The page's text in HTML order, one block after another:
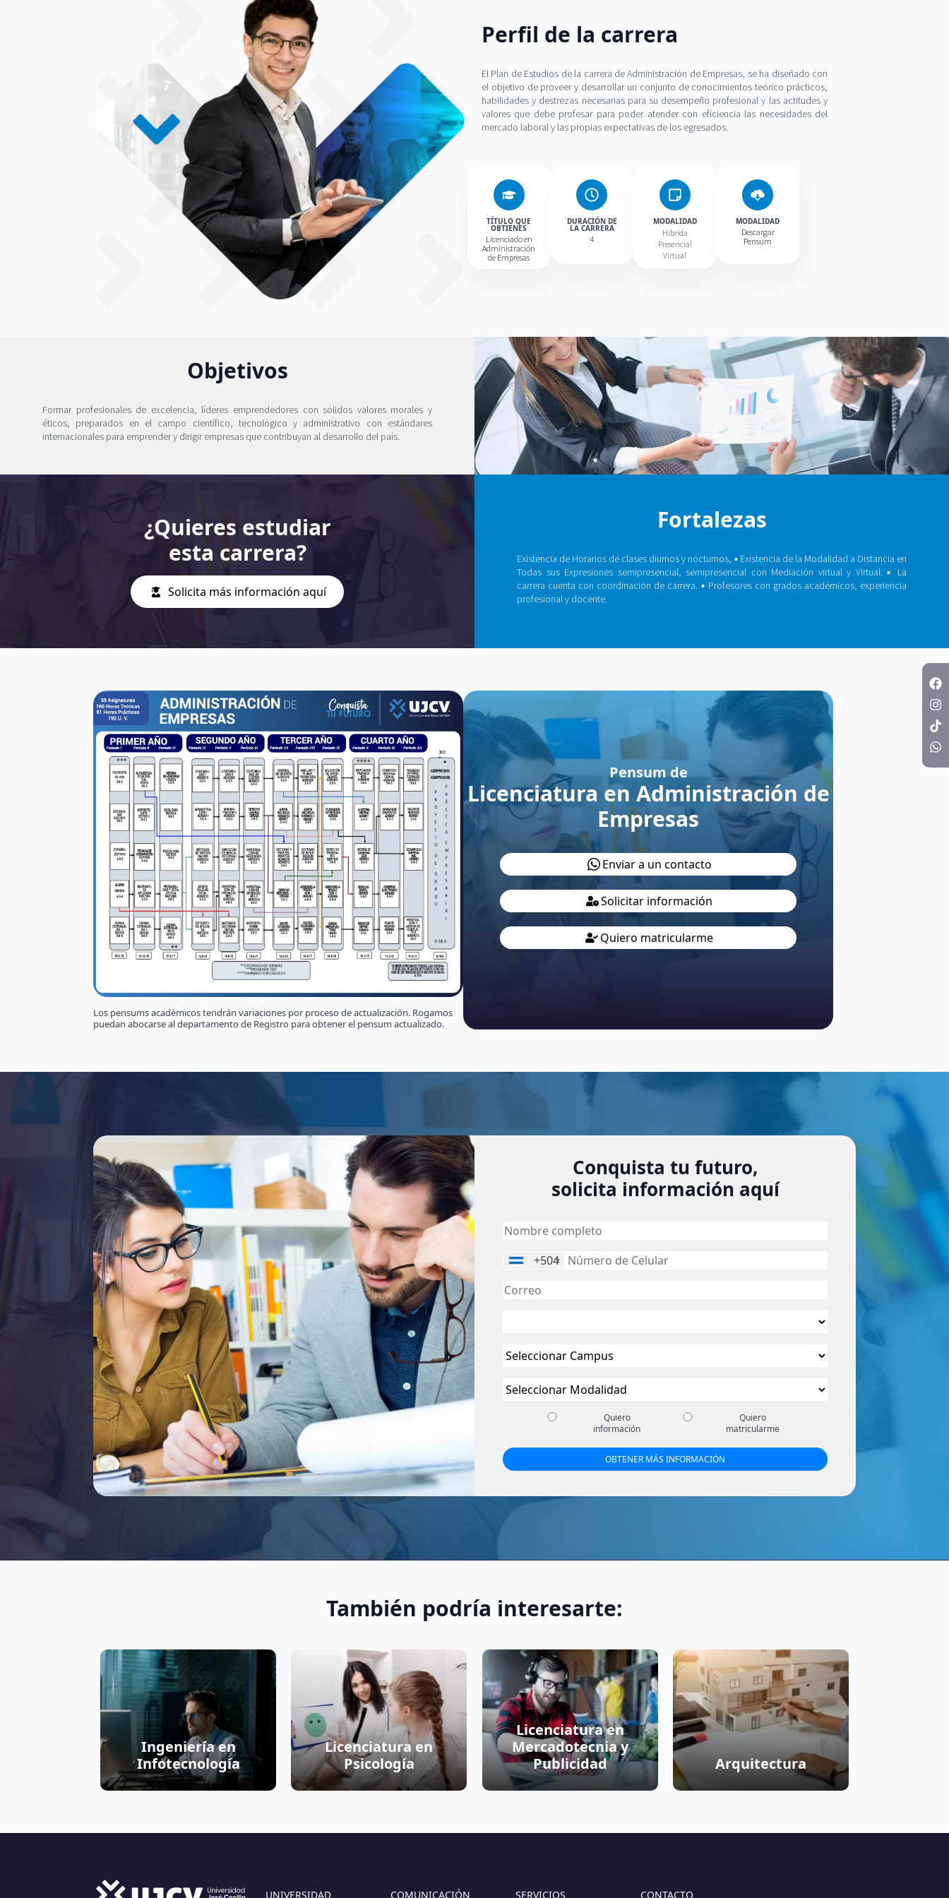
Perfil de la carrera
El Plan de Estudios de la carrera de Administración de Empresas, se ha diseñado con
el objetivo de proveer y desarrollar un conjunto de conocimientos teórico prácticos,
habilidades y destrezas necesarias para su desempeño profesional y las actitudes y
valores que debe profesar para poder atender con eficiencia las necesidades del
mercado laboral y las propias expectativas de los egresados.
TÍTULO QUE
OBTIENES
Licenciado en
Administración
de Empresas
DURACIÓN DE
LA CARRERA
4
MODALIDAD
Hibrida
Presencial
Virtual
MODALIDAD
Descargar
Pensum
Objetivos
Formar profesionales de excelencia, líderes emprendedores con sólidos valores morales y
éticos, preparados en el campo científico, tecnológico y administrativo con estándares
internacionales para emprender y dirigir empresas que contribuyan al desarrollo del país.
¿Quieres estudiar
esta carrera?
Solicita más información aquí
Fortalezas
Existencia de Horarios de clases diurnos y nocturnos, ▪ Existencia de la Modalidad a Distancia en
Todas sus Expresiones semipresencial, semipresencial con Mediación virtual y Virtual. ▪ La
carrera cuenta con coordinación de carrera. ▪ Profesores con grados académicos, experiencia
profesional y docente.
Los pensums académicos tendrán variaciones por proceso de actualización. Rogamos
puedan abocarse al departamento de Registro para obtener el pensum actualizado.
Pensum de
Licenciatura en Administración de
Empresas
Enviar a un contacto
Solicitar información
Quiero matricularme
Conquista tu futuro,
solicita información aquí
+504
Quiero
información
Quiero
matricularme
También podría interesarte:
Ingeniería en
Infotecnología
Licenciatura en
Psicología
Licenciatura en
Mercadotecnia y
Publicidad
Arquitectura
UNIVERSIDAD COMUNICACIÓN SERVICIOS CONTACTO